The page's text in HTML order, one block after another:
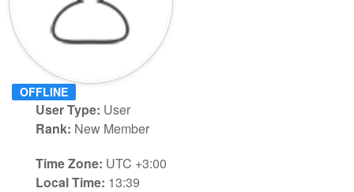
OFFLINE
User Type: User
Rank: New Member
Time Zone: UTC +3:00
Local Time: 13:39